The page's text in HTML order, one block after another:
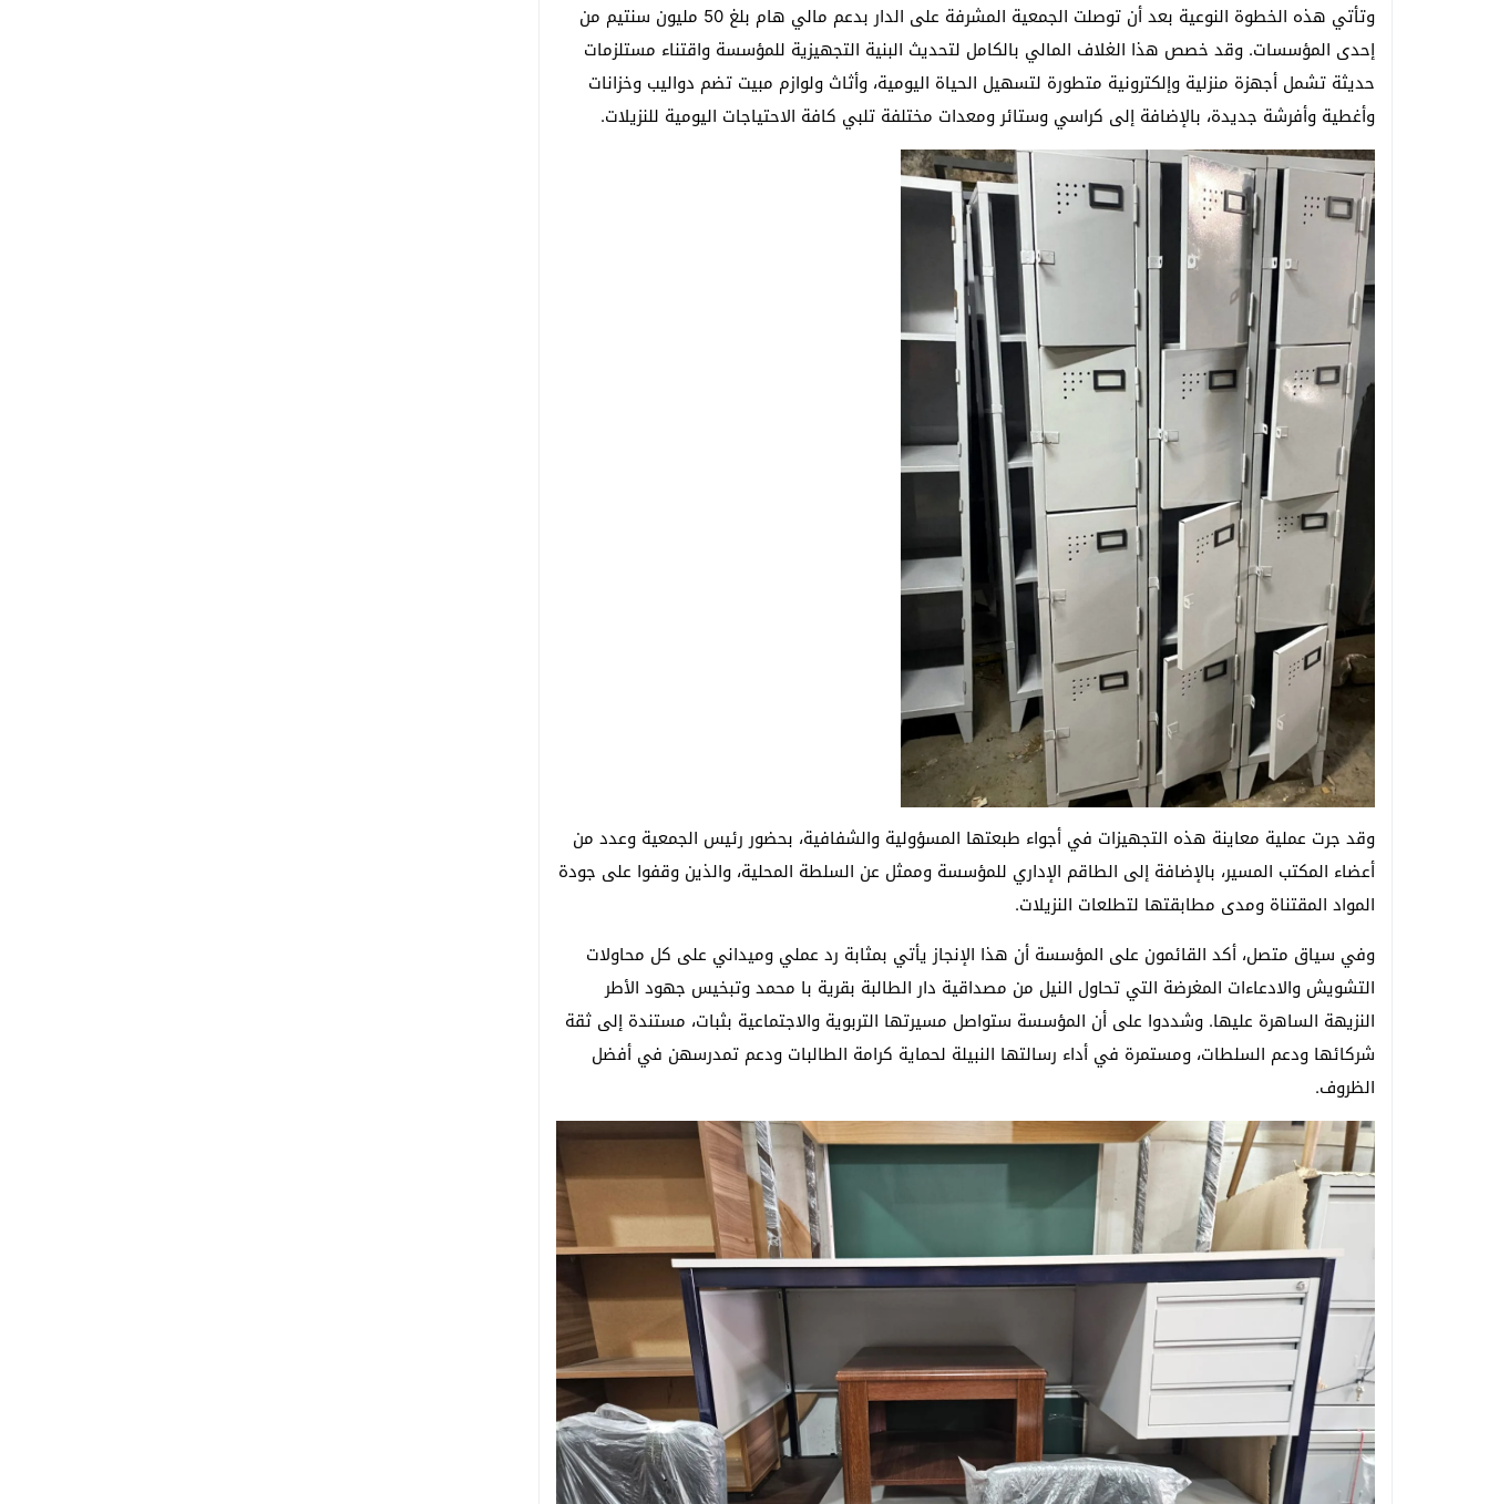
وتأتي هذه الخطوة النوعية بعد أن توصلت الجمعية المشرفة على الدار بدعم مالي هام بلغ 50 مليون سنتيم من
إحدى المؤسسات. وقد خصص هذا الغلاف المالي بالكامل لتحديث البنية التجهيزية للمؤسسة واقتناء مستلزمات
حديثة تشمل أجهزة منزلية وإلكترونية متطورة لتسهيل الحياة اليومية، وأثاث ولوازم مبيت تضم دواليب وخزانات
وأغطية وأفرشة جديدة، بالإضافة إلى كراسي وستائر ومعدات مختلفة تلبي كافة الاحتياجات اليومية للنزيلات.
وقد جرت عملية معاينة هذه التجهيزات في أجواء طبعتها المسؤولية والشفافية، بحضور رئيس الجمعية وعدد من
أعضاء المكتب المسير، بالإضافة إلى الطاقم الإداري للمؤسسة وممثل عن السلطة المحلية، والذين وقفوا على جودة
المواد المقتناة ومدى مطابقتها لتطلعات النزيلات.
وفي سياق متصل، أكد القائمون على المؤسسة أن هذا الإنجاز يأتي بمثابة رد عملي وميداني على كل محاولات
التشويش والادعاءات المغرضة التي تحاول النيل من مصداقية دار الطالبة بقرية با محمد وتبخيس جهود الأطر
النزيهة الساهرة عليها. وشددوا على أن المؤسسة ستواصل مسيرتها التربوية والاجتماعية بثبات، مستندة إلى ثقة
شركائها ودعم السلطات، ومستمرة في أداء رسالتها النبيلة لحماية كرامة الطالبات ودعم تمدرسهن في أفضل
الظروف.